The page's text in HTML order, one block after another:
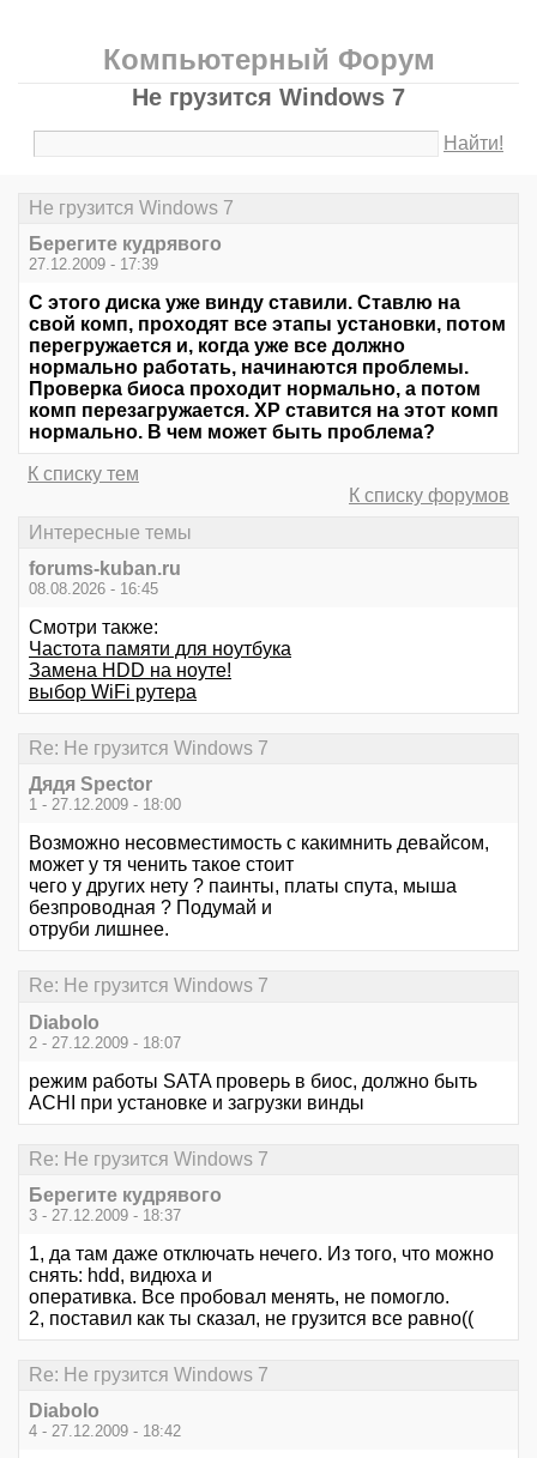
Компьютерный Форум
Не грузится Windows 7
Найти!
Не грузится Windows 7
Берегите кудрявого
27.12.2009 - 17:39
С этого диска уже винду ставили. Ставлю на
свой комп, проходят все этапы установки, потом
перегружается и, когда уже все должно
нормально работать, начинаются проблемы.
Проверка биоса проходит нормально, а потом
комп перезагружается. ХР ставится на этот комп
нормально. В чем может быть проблема?
К списку тем
К списку форумов
Интересные темы
forums-kuban.ru
08.08.2026 - 16:45
Смотри также:
Частота памяти для ноутбука
Замена HDD на ноуте!
выбор WiFi рутера
Re: Не грузится Windows 7
Дядя Speсtor
1 - 27.12.2009 - 18:00
Возможно несовместимость с какимнить девайсом,
может у тя ченить такое стоит
чего у других нету ? паинты, платы спута, мыша
безпроводная ? Подумай и
отруби лишнее.
Re: Не грузится Windows 7
Diabolo
2 - 27.12.2009 - 18:07
режим работы SATA проверь в биос, должно быть
ACHI при установке и загрузки винды
Re: Не грузится Windows 7
Берегите кудрявого
3 - 27.12.2009 - 18:37
1, да там даже отключать нечего. Из того, что можно
снять: hdd, видюха и
оперативка. Все пробовал менять, не помогло.
2, поставил как ты сказал, не грузится все равно((
Re: Не грузится Windows 7
Diabolo
4 - 27.12.2009 - 18:42